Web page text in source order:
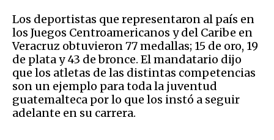
Los deportistas que representaron al país en
los Juegos Centroamericanos y del Caribe en
Veracruz obtuvieron 77 medallas; 15 de oro, 19
de plata y 43 de bronce. El mandatario dijo
que los atletas de las distintas competencias
son un ejemplo para toda la juventud
guatemalteca por lo que los instó a seguir
adelante en su carrera.